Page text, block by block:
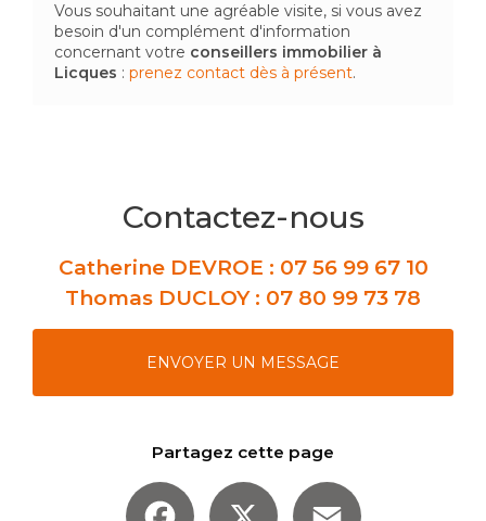
Vous souhaitant une agréable visite, si vous avez
besoin d'un complément d'information
concernant votre conseillers immobilier à
Licques : prenez contact dès à présent.
Contactez-nous
Catherine DEVROE : 07 56 99 67 10
Thomas DUCLOY : 07 80 99 73 78
ENVOYER UN MESSAGE
Partagez cette page
Facebook